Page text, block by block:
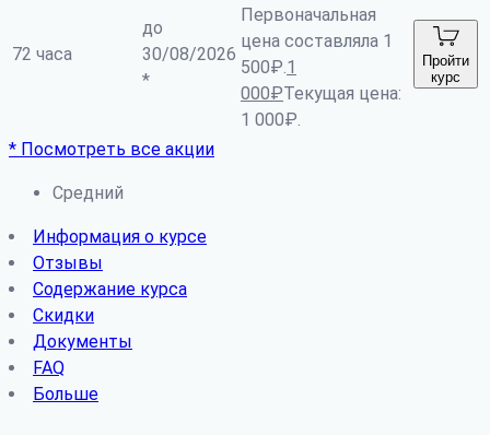
72 часа
до
30/08/2026
*
Первоначальная
цена составляла 1
500₽.1
000₽Текущая цена:
1 000₽.
Пройти
курс
* Посмотреть все акции
Средний
Информация о курсе
Отзывы
Содержание курса
Скидки
Документы
FAQ
Больше